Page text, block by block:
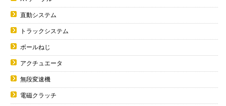
直動システム
トラックシステム
ボールねじ
アクチュエータ
無段変速機
電磁クラッチ